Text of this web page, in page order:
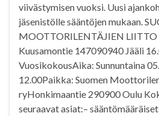
viivästymisen vuoksi. Uusi
jäsenistölle sääntöjen mukaan.
MOOTTORILENTÄJIEN
Kuusamontie 147090940 Jääli
VuosikokousAika: Sunnuntaina
12.00Paikka: Suomen
ryHonkimaantie 290900 Oulu
seuraavat asiat:–